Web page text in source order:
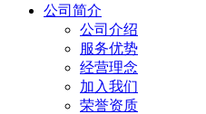
公司简介
公司介绍
服务优势
经营理念
加入我们
荣誉资质